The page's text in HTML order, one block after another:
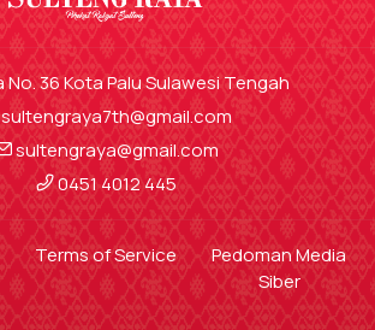
No. 36 Kota Palu Sulawesi Tengah
sultengraya@gmail.com
0451 4012 445
Terms of Service
Pedoman Media
Siber